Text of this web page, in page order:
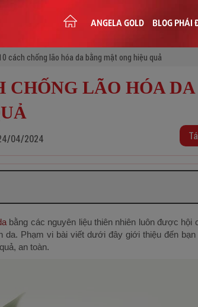
TRANG
ANGELA GOLD BLOG PHÁI
cách chống lão hóa da bằng mật ong hiệu quả
CHỐNG LÃO HÓA
04/2024
bằng các nguyên liệu thiên nhiên luôn được hội
da. Phạm vi bài viết dưới đây giới thiệu đến
an toàn.